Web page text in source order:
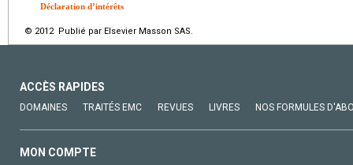
Déclaration d’intérêts
© 2012 Publié par Elsevier Masson SAS.
ACCÈS RAPIDES
DOMAINES TRAITÉS EMC REVUES LIVRES NOS FORMULES
MON COMPTE